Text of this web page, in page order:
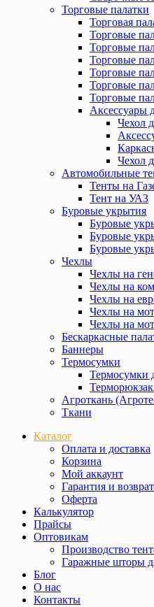
Торговые палатки
Торговая
Торговые
Торговые
Торговые
Торговые
Торговые
Торговые
Аксессуары
Чехол
Чехол
Автомобильные
Тенты на
Тент на УАЗ
Буровые укрытия
Буровые
Буровые
Буровые
Чехлы
Чехлы на
Чехлы на
Чехлы на
Чехлы на
Чехлы на
Бескаркасные
Баннеры
Термосумки
Термосумки
Агроткань
Ткани
Каталог
Оплата и доставка
Корзина
Мой аккаунт
Гарантия и
Оферта
Калькулятор
Прайсы
Оптовикам
Производство
Гаражные шторы
Блог
О нас
Контакты